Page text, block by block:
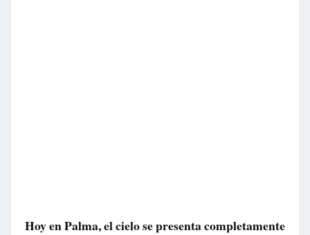
Hoy en Palma, el cielo se presenta completamente